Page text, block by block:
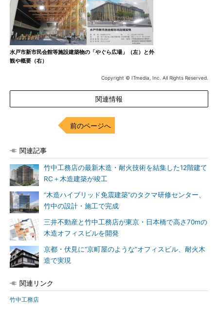
水戸市新市民会館等施設建築物の「やぐら広場」（左）と外
観や概要（右）
Copyright © ITmedia, Inc. All Rights Reserved.
関連情報
前のページへ
関連記事
竹中工務店の最新木造・耐火技術を結集した12階建て
RC＋木造建築が竣工
“木造ハイブリッド免震建築”のタクマ研修センター、
竹中の設計・施工で完成
三井不動産と竹中工務店が東京・日本橋で高さ70mの
木造オフィスビルを開発
京都・伏見に“京町屋のような”オフィスビル、耐火木
造で実現
関連リンク
竹中工務店